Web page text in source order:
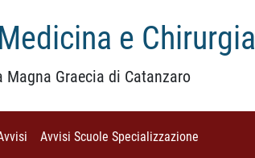
e Chirurgia
Magna Graecia di Catanzaro
(current)
Avvisi Scuole Specializzazione